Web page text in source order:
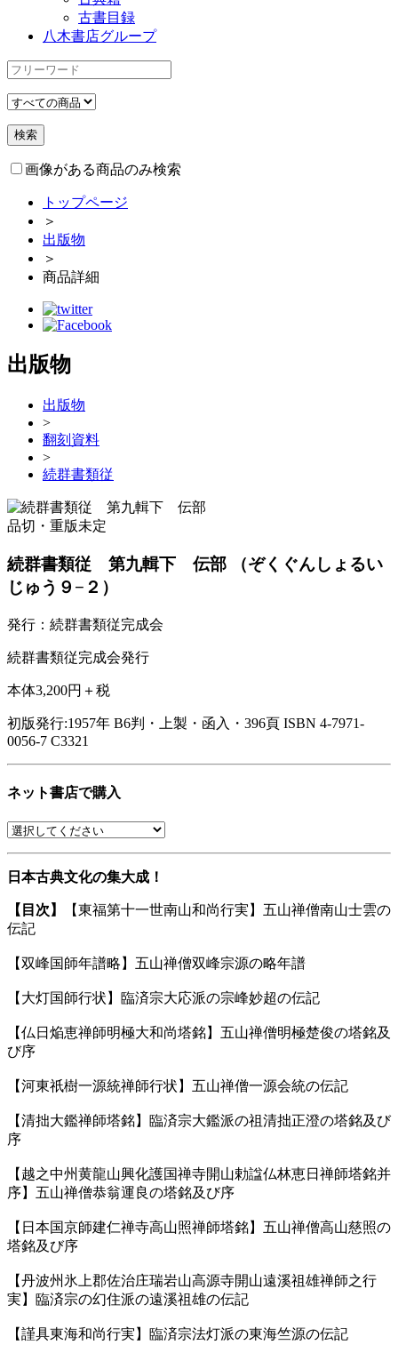
古書目録
八木書店グループ
画像がある商品のみ検索
トップページ
＞
出版物
＞
商品詳細
出版物
出版物
>
翻刻資料
>
続群書類従
品切・重版未定
続群書類従 第九輯下 伝部
（ぞくぐんしょるい
じゅう９−２）
発行：続群書類従完成会
続群書類従完成会発行
本体3,200円＋税
初版発行:1957年 B6判・上製・函入・396頁 ISBN 4-7971-
0056-7 C3321
ネット書店で購入
日本古典文化の集大成！
【目次】
【東福第十一世南山和尚行実】五山禅僧南山士雲の
伝記
【双峰国師年譜略】五山禅僧双峰宗源の略年譜
【大灯国師行状】臨済宗大応派の宗峰妙超の伝記
【仏日焔恵禅師明極大和尚塔銘】五山禅僧明極楚俊の塔銘及
び序
【河東祇樹一源統禅師行状】五山禅僧一源会統の伝記
【清拙大鑑禅師塔銘】臨済宗大鑑派の祖清拙正澄の塔銘及び
序
【越之中州黄龍山興化護国禅寺開山勅諡仏林恵日禅師塔銘并
序】五山禅僧恭翁運良の塔銘及び序
【日本国京師建仁禅寺高山照禅師塔銘】五山禅僧高山慈照の
塔銘及び序
【丹波州氷上郡佐治庄瑞岩山高源寺開山遠溪祖雄禅師之行
実】臨済宗の幻住派の遠溪祖雄の伝記
【謹具東海和尚行実】臨済宗法灯派の東海竺源の伝記